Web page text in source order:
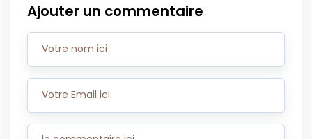
Ajouter un commentaire